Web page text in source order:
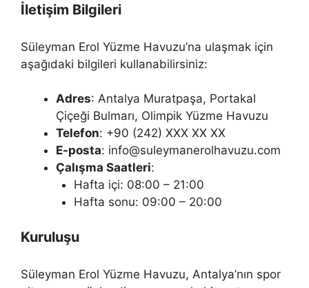
İletişim Bilgileri
Süleyman Erol Yüzme Havuzu’na ulaşmak için
aşağıdaki bilgileri kullanabilirsiniz:
Adres: Antalya Muratpaşa, Portakal
Çiçeği Bulmarı, Olimpik Yüzme Havuzu
Telefon: +90 (242) XXX XX XX
E-posta: info@suleymanerolhavuzu.com
Çalışma Saatleri:
Hafta içi: 08:00 – 21:00
Hafta sonu: 09:00 – 20:00
Kuruluşu
Süleyman Erol Yüzme Havuzu, Antalya’nın spor